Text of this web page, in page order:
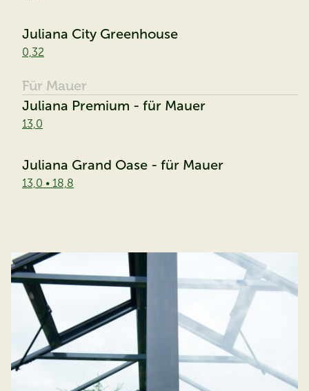
Juliana City Greenhouse
0,32
Für Mauer
Juliana Premium - für Mauer
13,0
Juliana Grand Oase - für Mauer
13,0 • 18,8